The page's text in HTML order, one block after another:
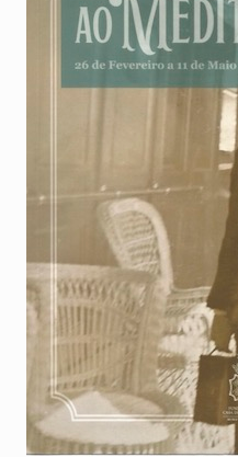
+351
214
416